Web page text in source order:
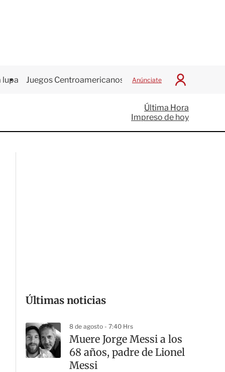
lupa Juegos Centroamericanos Anúnciate
I
c
i
a
Última Hora
Impreso de hoy
Últimas noticias
8 de agosto - 7:40 Hrs
Muere Jorge Messi a los
68 años, padre de Lionel
Messi